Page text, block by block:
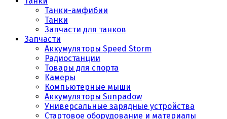
Танки-амфибии
Танки
Запчасти для танков
Запчасти
Аккумуляторы Speed Storm
Радиостанции
Товары для спорта
Камеры
Компьютерные мыши
Аккумуляторы Sunpadow
Универсальные зарядные устройства
Стартовое оборудование и материалы